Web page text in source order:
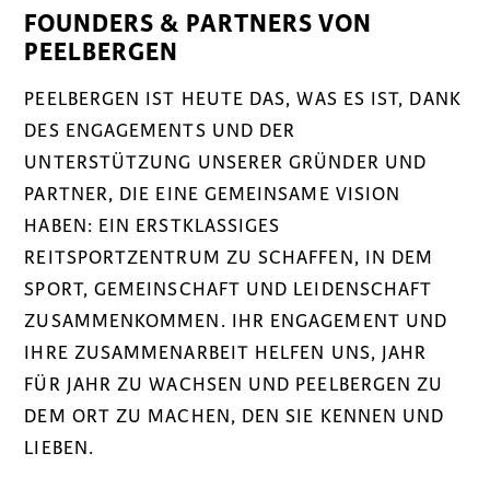
FOUNDERS & PARTNERS VON
PEELBERGEN
PEELBERGEN IST HEUTE DAS, WAS ES IST, DANK
DES ENGAGEMENTS UND DER
UNTERSTÜTZUNG UNSERER GRÜNDER UND
PARTNER, DIE EINE GEMEINSAME VISION
HABEN: EIN ERSTKLASSIGES
REITSPORTZENTRUM ZU SCHAFFEN, IN DEM
SPORT, GEMEINSCHAFT UND LEIDENSCHAFT
ZUSAMMENKOMMEN. IHR ENGAGEMENT UND
IHRE ZUSAMMENARBEIT HELFEN UNS, JAHR
FÜR JAHR ZU WACHSEN UND PEELBERGEN ZU
DEM ORT ZU MACHEN, DEN SIE KENNEN UND
LIEBEN.